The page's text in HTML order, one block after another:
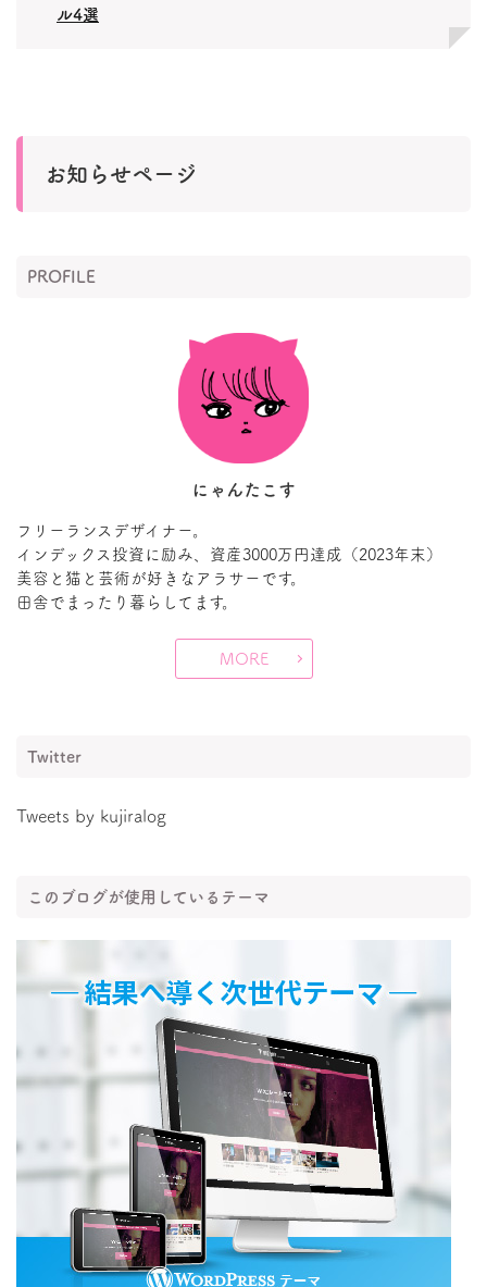
ル4選
お知らせページ
PROFILE
にゃんたこす
フリーランスデザイナー。
インデックス投資に励み、資産3000万円達成（2023年末）
美容と猫と芸術が好きなアラサーです。
田舎でまったり暮らしてます。
MORE
Twitter
Tweets by kujiralog
このブログが使用しているテーマ